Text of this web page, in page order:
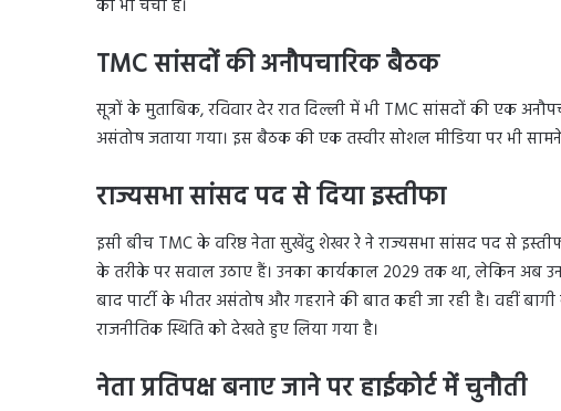
की भी चर्चा है।
TMC सांसदों की अनौपचारिक बैठक
सूत्रों के मुताबिक, रविवार देर रात दिल्ली में भी TMC सांसदों की एक
असंतोष जताया गया। इस बैठक की एक तस्वीर सोशल मीडिया पर भी
राज्यसभा सांसद पद से दिया इस्तीफा
इसी बीच TMC के वरिष्ठ नेता सुखेंदु शेखर रे ने राज्यसभा सांसद पद से
के तरीके पर सवाल उठाए हैं। उनका कार्यकाल 2029 तक था, लेकिन अब
बाद पार्टी के भीतर असंतोष और गहराने की बात कही जा रही है। वहीं
राजनीतिक स्थिति को देखते हुए लिया गया है।
नेता प्रतिपक्ष बनाए जाने पर हाईकोर्ट में चुनौती